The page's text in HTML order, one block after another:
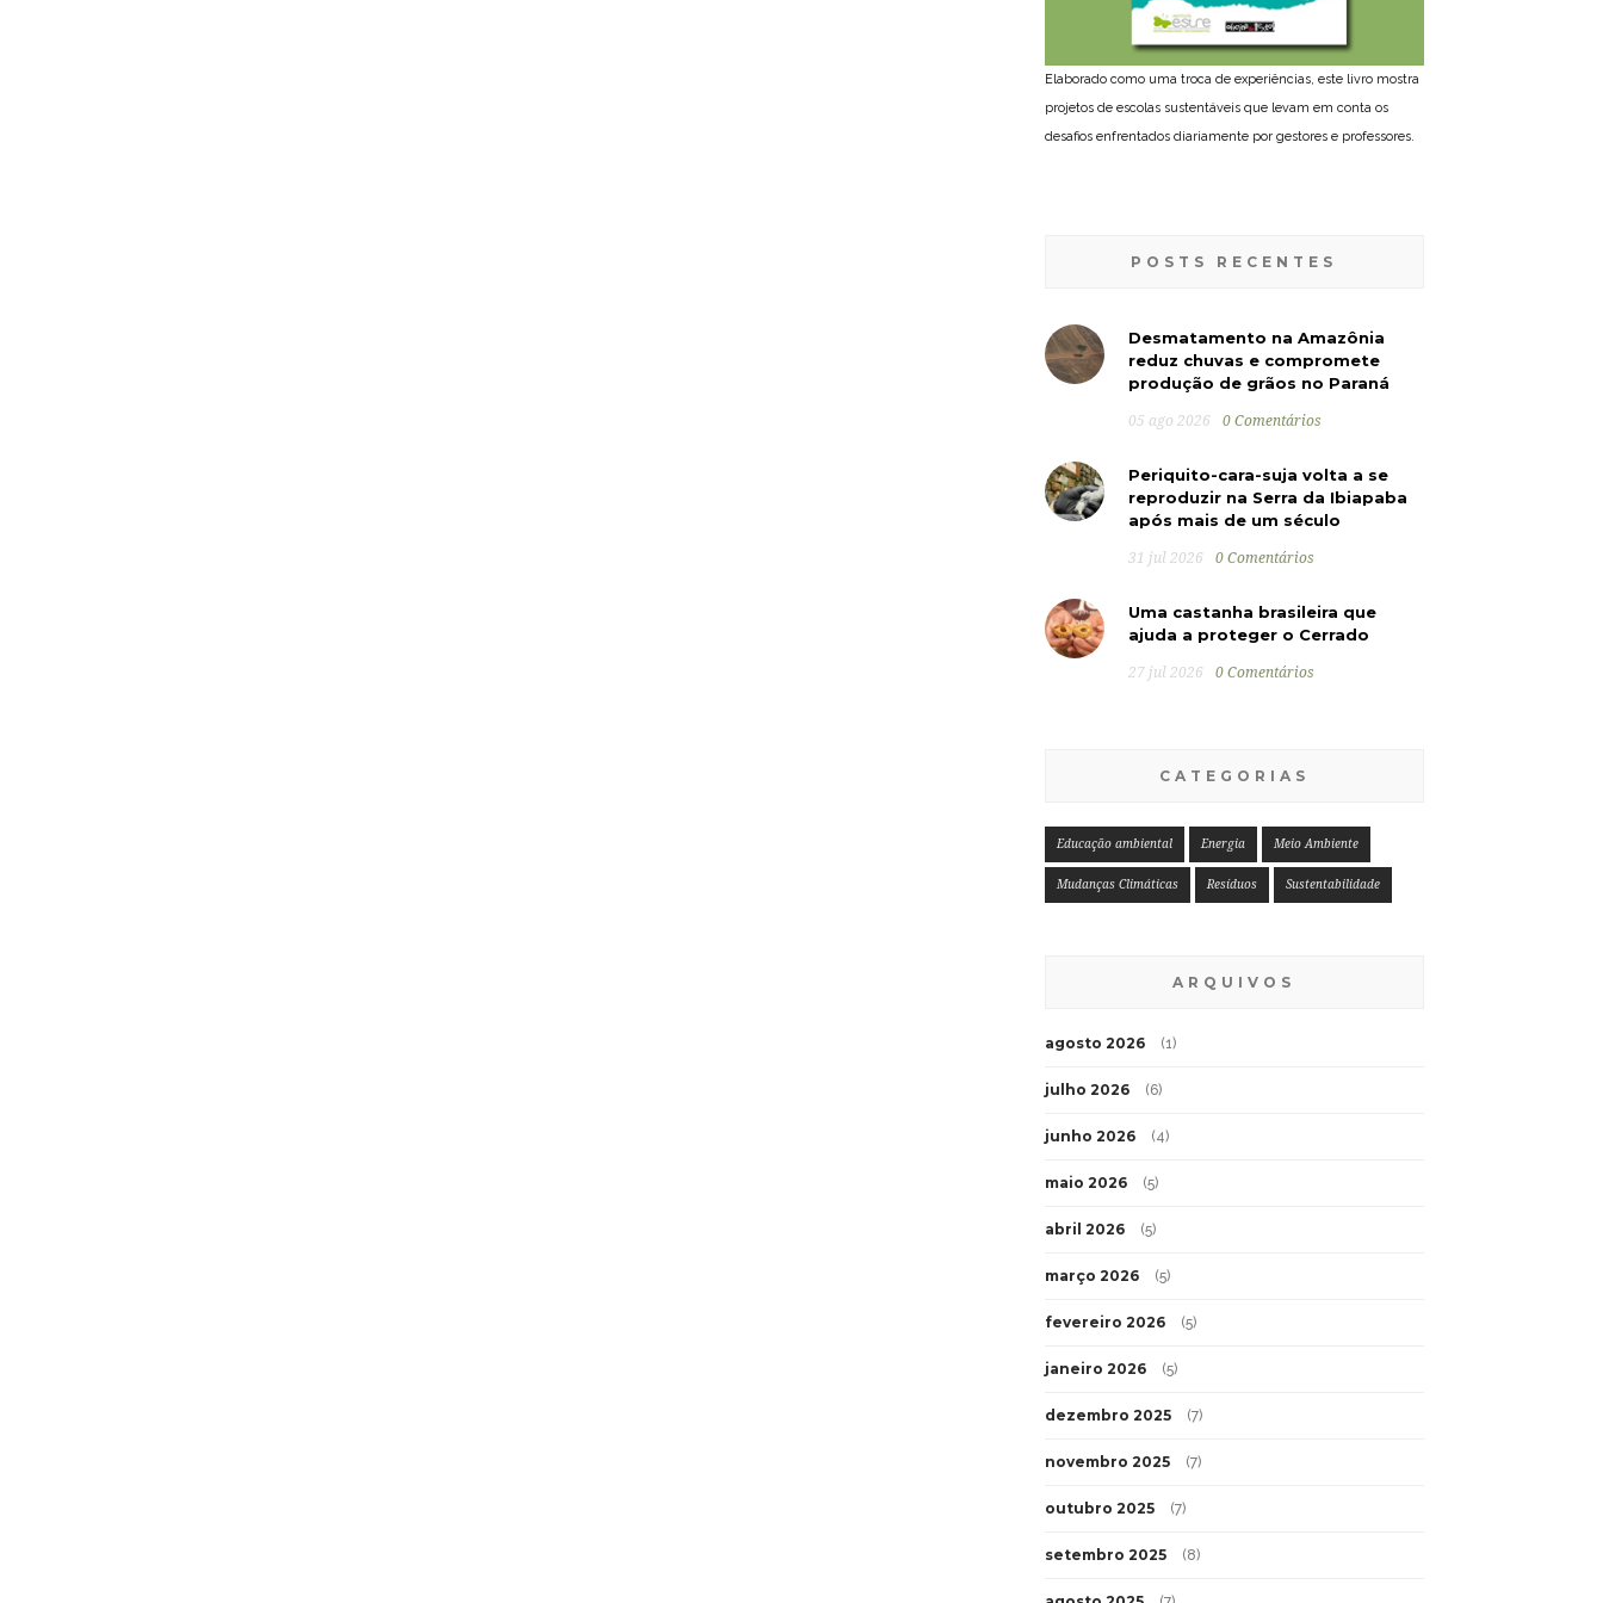
Elaborado como uma troca de experiências, este livro mostra
projetos de escolas sustentáveis que levam em conta os
desafios enfrentados diariamente por gestores e professores.
POSTS RECENTES
Desmatamento na Amazônia
reduz chuvas e compromete
produção de grãos no Paraná
05 ago 2026 0 Comentários
Periquito-cara-suja volta a se
reproduzir na Serra da Ibiapaba
após mais de um século
31 jul 2026 0 Comentários
Uma castanha brasileira que
ajuda a proteger o Cerrado
27 jul 2026 0 Comentários
CATEGORIAS
Educação ambiental Energia Meio Ambiente
Mudanças Climáticas Resíduos Sustentabilidade
ARQUIVOS
agosto 2026 (1)
julho 2026 (6)
junho 2026 (4)
maio 2026 (5)
abril 2026 (5)
março 2026 (5)
fevereiro 2026 (5)
janeiro 2026 (5)
dezembro 2025 (7)
novembro 2025 (7)
outubro 2025 (7)
setembro 2025 (8)